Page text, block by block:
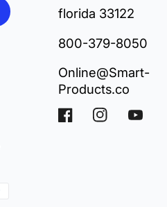
florida 33122
800-379-8050
Online@Smart-
Products.co
FacebookInstagramYouTube